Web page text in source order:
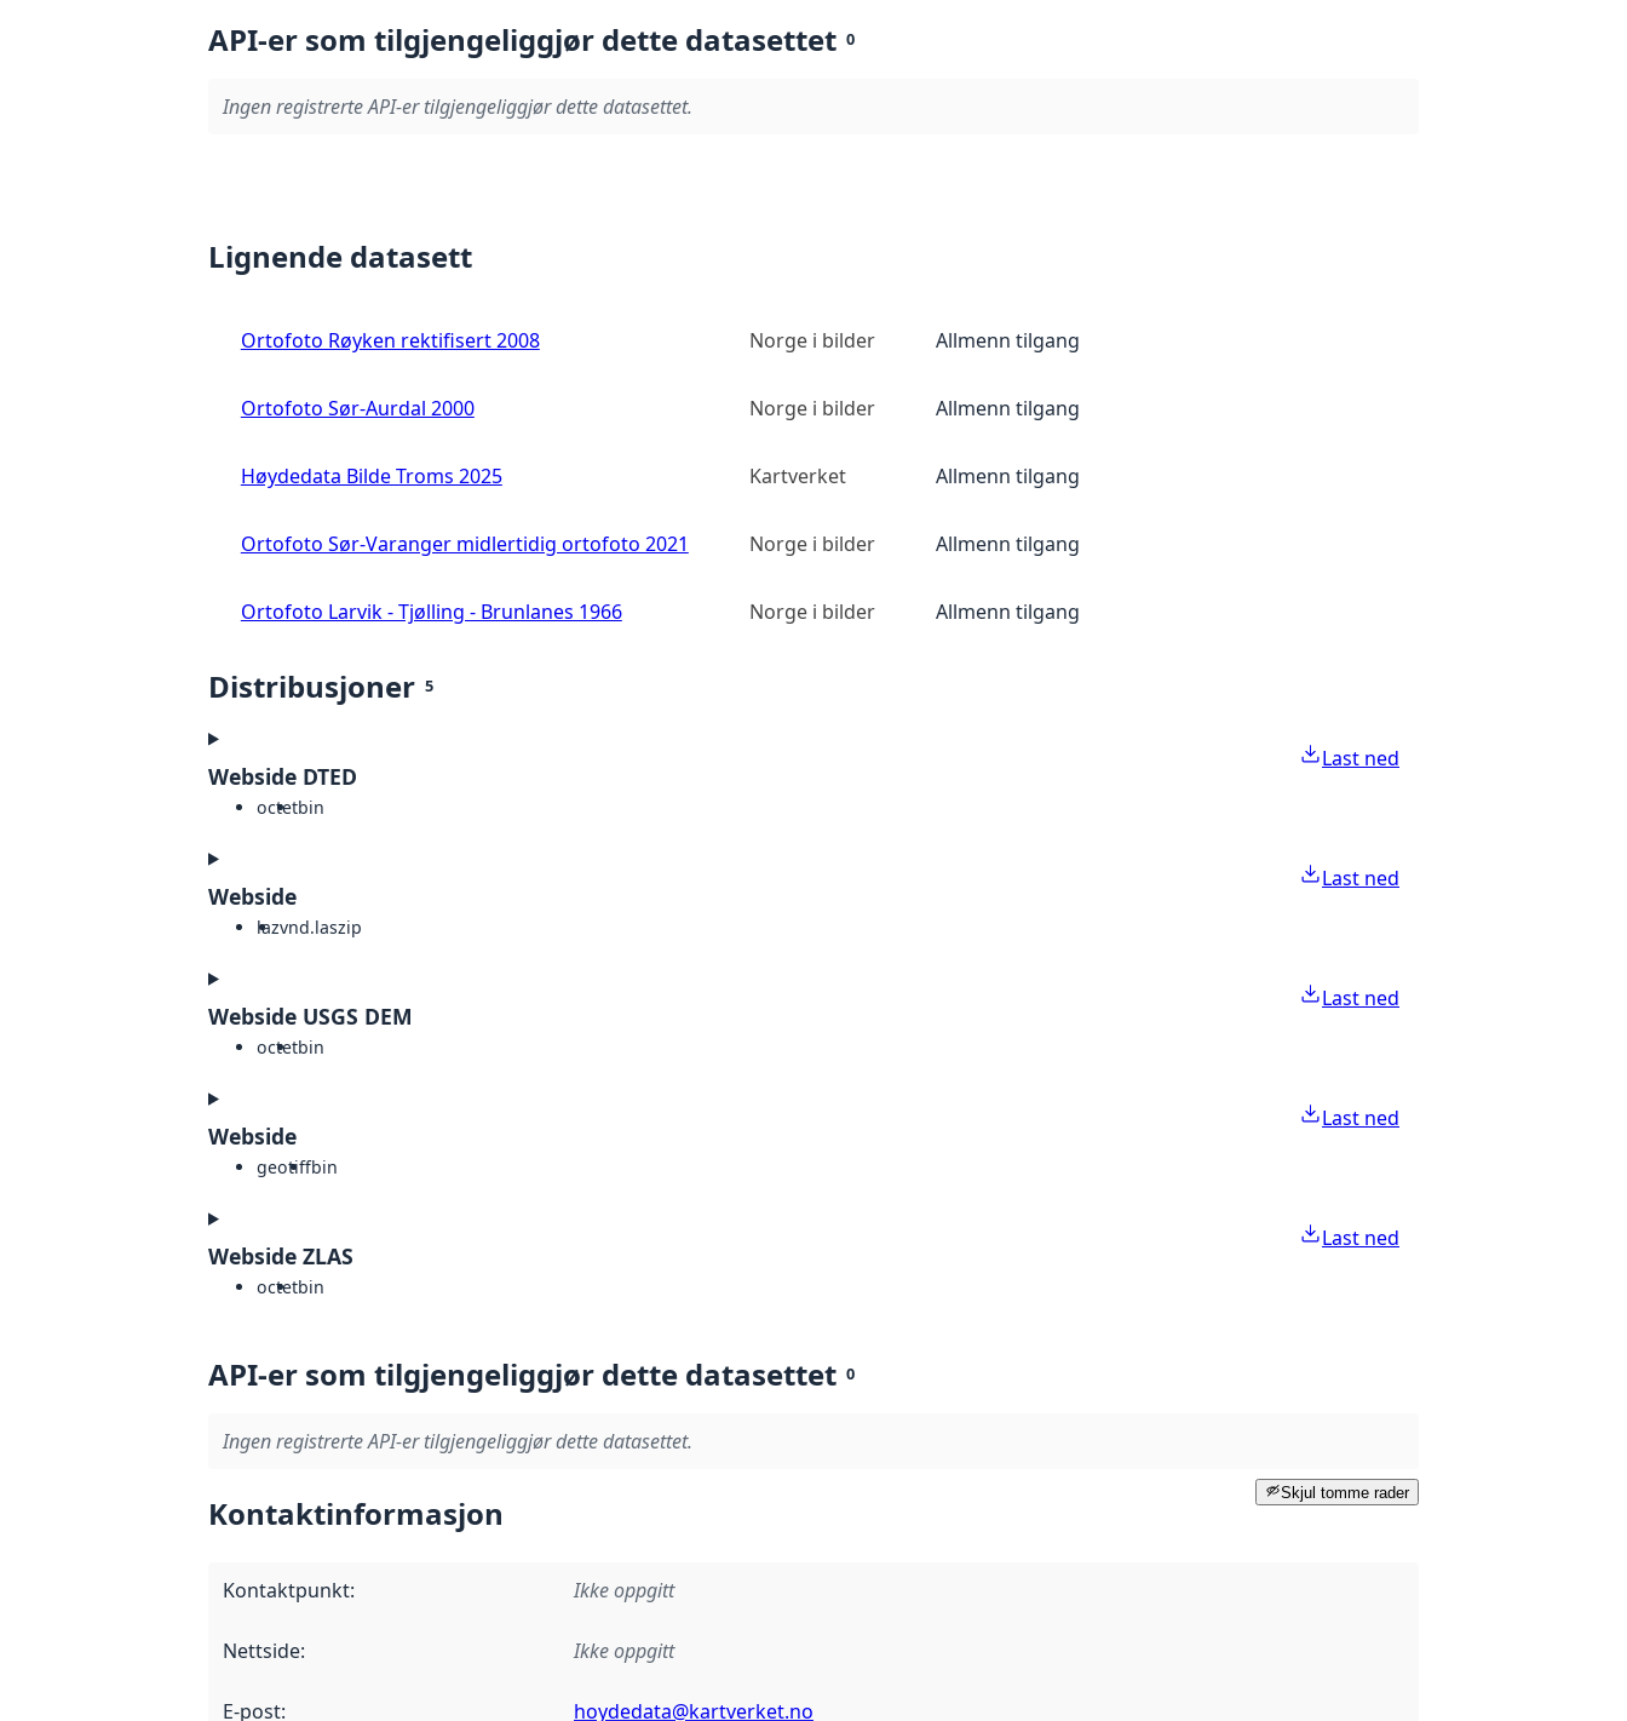
API-er som tilgjengeliggjør dette datasettet 0
Ingen registrerte API-er tilgjengeliggjør dette datasettet.
Lignende datasett
Ortofoto Røyken rektifisert 2008 Norge i bilder Allmenn tilgang
Ortofoto Sør-Aurdal 2000 Norge i bilder Allmenn tilgang
Høydedata Bilde Troms 2025 Kartverket Allmenn tilgang
Ortofoto Sør-Varanger midlertidig ortofoto 2021 Norge i bilder Allmenn tilgang
Ortofoto Larvik - Tjølling - Brunlanes 1966 Norge i bilder Allmenn tilgang
Distribusjoner 5
Webside DTED
octetbin
Last ned
Webside
lazvnd.laszip
Last ned
Webside USGS DEM
octetbin
Last ned
Webside
geotiffbin
Last ned
Webside ZLAS
octetbin
Last ned
API-er som tilgjengeliggjør dette datasettet 0
Ingen registrerte API-er tilgjengeliggjør dette datasettet.
Skjul tomme rader
Kontaktinformasjon
Kontaktpunkt: Ikke oppgitt
Nettside: Ikke oppgitt
E-post: hoydedata@kartverket.no